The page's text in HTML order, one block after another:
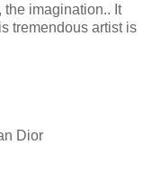
the imagination.. It
tremendous artist is
Dior